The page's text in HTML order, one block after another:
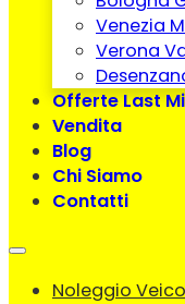
Venezia
Verona
Offerte Last
Vendita
Blog
Chi Siamo
Contatti
Noleggio